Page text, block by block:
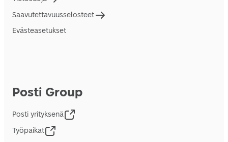
Saavutettavuusselosteet
Evästeasetukset
Posti Group
Posti yrityksenä
Työpaikat